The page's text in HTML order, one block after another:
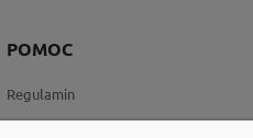
POMOC
Regulamin
Ustawienia plików cookies